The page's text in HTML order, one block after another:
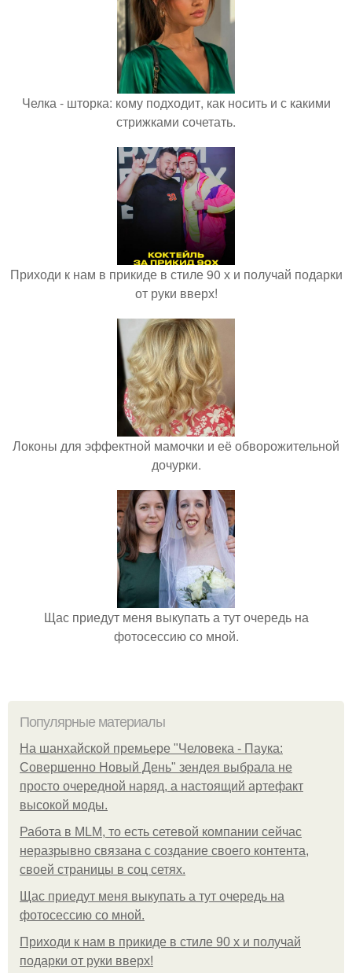
Челка - шторка: кому подходит, как носить и с какими
стрижками сочетать.
Приходи к нам в прикиде в стиле 90 х и получай подарки
от руки вверх!
Локоны для эффектной мамочки и её обворожительной
дочурки.
Щас приедут меня выкупать а тут очередь на
фотосессию со мной.
Популярные материалы
На шанхайской премьере "Человека - Паука:
Совершенно Новый День" зендея выбрала не
просто очередной наряд, а настоящий артефакт
высокой моды.
Работа в MLM, то есть сетевой компании сейчас
неразрывно связана с создание своего контента,
своей страницы в соц сетях.
Щас приедут меня выкупать а тут очередь на
фотосессию со мной.
Приходи к нам в прикиде в стиле 90 х и получай
подарки от руки вверх!